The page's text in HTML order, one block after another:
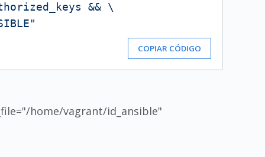
&& \
COPIAR CÓDIGO
home/vagrant/id_ansible"